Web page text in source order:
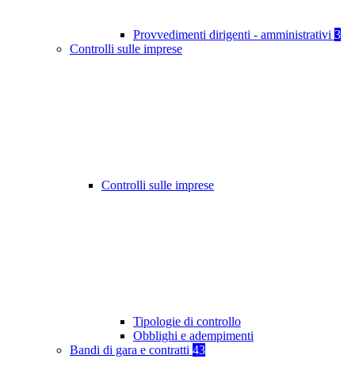
Provvedimenti dirigenti - amministrativi 3
Controlli sulle imprese
Controlli sulle imprese
Tipologie di controllo
Obblighi e adempimenti
Bandi di gara e contratti 43